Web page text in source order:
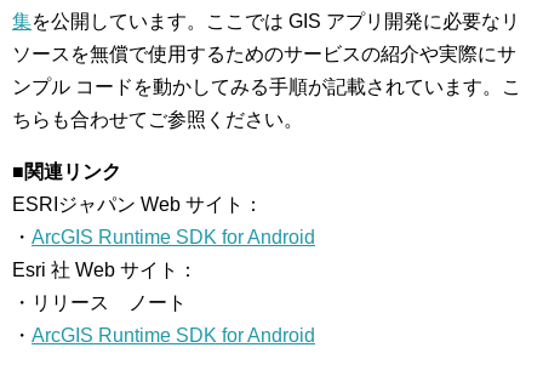
集を公開しています。ここでは GIS アプリ開発に必要なリ
ソースを無償で使用するためのサービスの紹介や実際にサ
ンプル コードを動かしてみる手順が記載されています。こ
ちらも合わせてご参照ください。
■関連リンク
ESRIジャパン Web サイト：
・ ArcGIS Runtime SDK for Android
Esri 社 Web サイト：
・リリース ノート
・ ArcGIS Runtime SDK for Android